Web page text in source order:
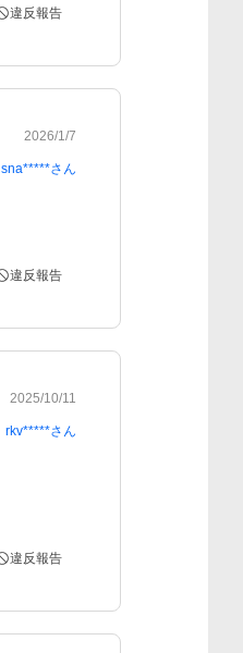
違反報告
2026/1/7
sna*****さん
違反報告
2025/10/11
rkv*****さん
違反報告